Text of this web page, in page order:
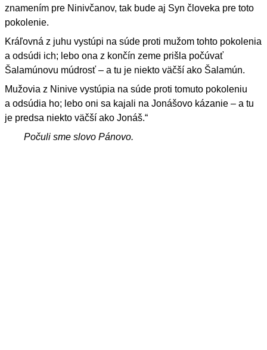
znamením pre Ninivčanov, tak bude aj Syn človeka pre toto
pokolenie.
Kráľovná z juhu vystúpi na súde proti mužom tohto pokolenia
a odsúdi ich; lebo ona z končín zeme prišla počúvať
Šalamúnovu múdrosť – a tu je niekto väčší ako Šalamún.
Mužovia z Ninive vystúpia na súde proti tomuto pokoleniu
a odsúdia ho; lebo oni sa kajali na Jonášovo kázanie – a tu
je predsa niekto väčší ako Jonáš.“
Počuli sme slovo Pánovo.